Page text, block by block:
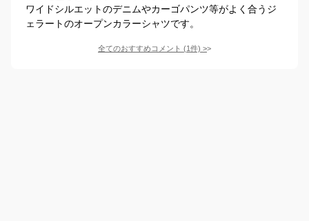
ワイドシルエットのデニムやカーゴパンツ等がよく合うジ
ェラートのオープンカラーシャツです。
全てのおすすめコメント (1件) >